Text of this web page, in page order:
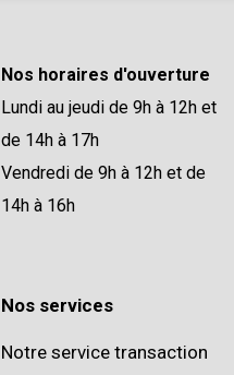
Nos horaires d'ouverture
Lundi au jeudi de 9h à 12h et
de 14h à 17h
Vendredi de 9h à 12h et de
14h à 16h
Nos services
Notre service transaction